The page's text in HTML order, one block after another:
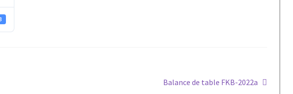
Article
Balance de table FKB-2022a